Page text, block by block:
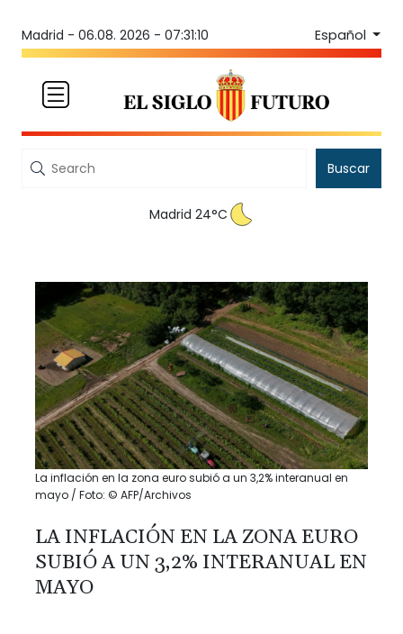
Madrid - 06.08. 2026 - 07:31:10 Español
Buscar
Madrid 24°C
La inflación en la zona euro subió a un 3,2% interanual en
mayo / Foto: © AFP/Archivos
LA INFLACIÓN EN LA ZONA EURO
SUBIÓ A UN 3,2% INTERANUAL EN
MAYO